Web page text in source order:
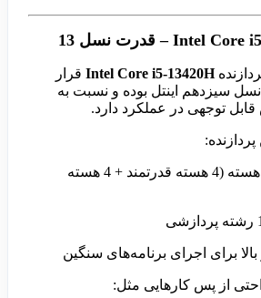
Intel Core i5-13420H قرار
نسل سیزدهم اینتل بوده و نسبت به
توجهی در عملکرد دارد.
تعداد هسته: 8 هسته (4 هسته قدرتمند + 4 هسته
برای اجرای برنامه‌های سنگین
از پس کارهایی مثل: